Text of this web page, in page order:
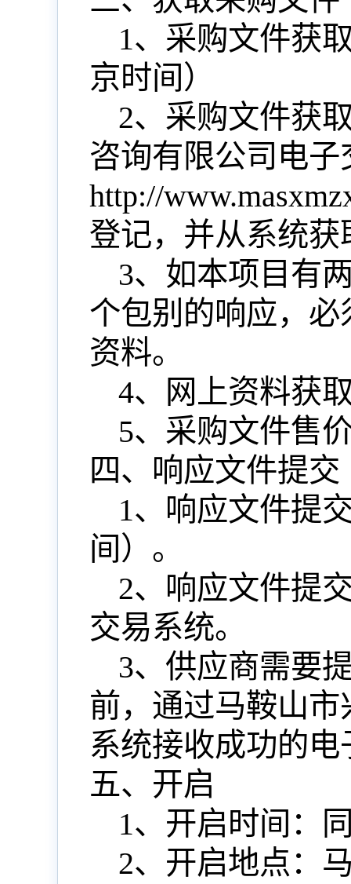
1、 采购文件获
京时间）
2、采购文件获
咨询有限公司电
http://
登记，并从系统
3、 如本项目有
个包别的响应，
资料。
4、网上资料获
5、采购文件售
四、响应文件提交
1、响应文件提
间）。
2、响应文件提
交易系统。
3、供应商需要
前，通过马鞍山
系统接收成功的
五、开启
1、开启时间：
2、开启地点：